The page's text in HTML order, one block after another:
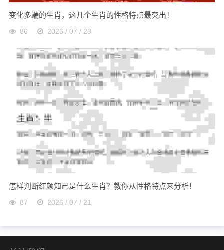
变化多端的生肖，这几个生肖的性格特点最突出！
86 2026 / 07 / 23
怎样判断红颜知己是什么生肖？教你从性格特点来分析！
87 2026 / 07 / 21